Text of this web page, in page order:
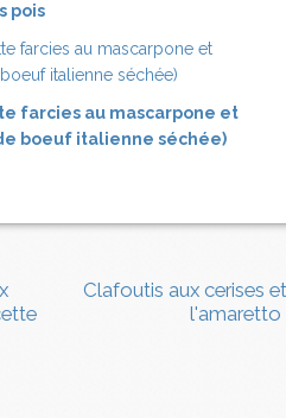
pois
farcies au mascarpone et
boeuf italienne séchée)
Clafoutis aux cerises
l'amaretto